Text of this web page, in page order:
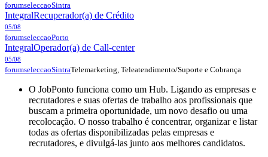
forumseleccaoSintra
IntegralRecuperador(a) de Crédito
05/08
forumseleccaoPorto
IntegralOperador(a) de Call-center
05/08
forumseleccaoSintraTelemarketing, Teleatendimento/Suporte e Cobrança
O JobPonto funciona como um Hub. Ligando as empresas e
recrutadores e suas ofertas de trabalho aos profissionais que
buscam a primeira oportunidade, um novo desafio ou uma
recolocação. O nosso trabalho é concentrar, organizar e listar
todas as ofertas disponibilizadas pelas empresas e
recrutadores, e divulgá-las junto aos melhores candidatos.